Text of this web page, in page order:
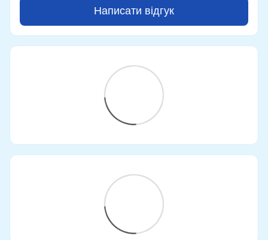
Написати відгук